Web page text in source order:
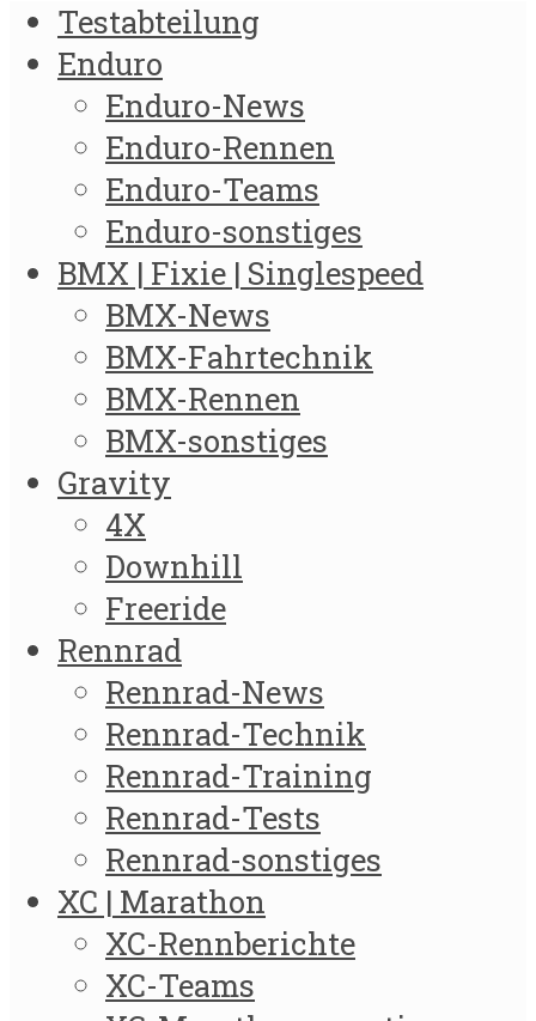
Testabteilung
Enduro
Enduro-News
Enduro-Rennen
Enduro-Teams
Enduro-sonstiges
BMX | Fixie | Singlespeed
BMX-News
BMX-Fahrtechnik
BMX-Rennen
BMX-sonstiges
Gravity
4X
Downhill
Freeride
Rennrad
Rennrad-News
Rennrad-Technik
Rennrad-Training
Rennrad-Tests
Rennrad-sonstiges
XC | Marathon
XC-Rennberichte
XC-Teams